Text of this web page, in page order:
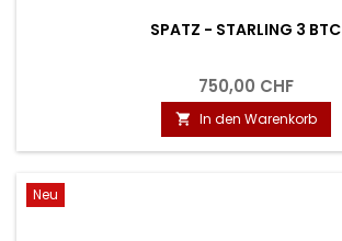
SPATZ - STARLING 3 BTC
750,00 CHF
 In den Warenkorb
Neu